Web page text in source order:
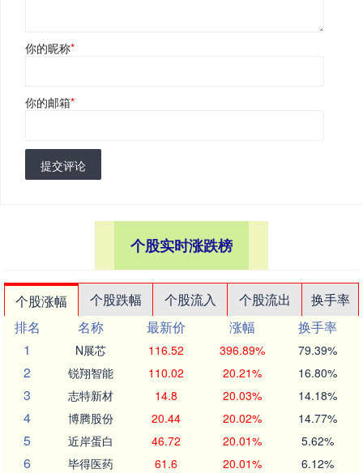
你的昵称*
你的邮箱*
提交评论
个股实时涨跌榜
个股涨幅 个股跌幅 个股流入 个股流出
换手率
排名
名称 最新价 涨幅
换手率
1
N展芯 116.52 396.89% 79.39%
2 锐翔智能 110.02 20.21% 16.80%
3 志特新材 14.8 20.03% 14.18%
4 博腾股份 20.44 20.02% 14.77%
5 近岸蛋白 46.72 20.01% 5.62%
6 毕得医药 61.6 20.01% 6.12%